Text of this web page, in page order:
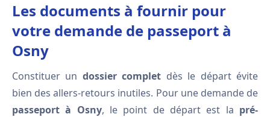
Les documents à fournir pour
votre demande de passeport à
Osny
Constituer un dossier complet dès le départ évite
bien des allers-retours inutiles. Pour une demande de
passeport à Osny, le point de départ est la pré-